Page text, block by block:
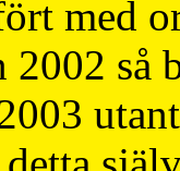
med
2002 så